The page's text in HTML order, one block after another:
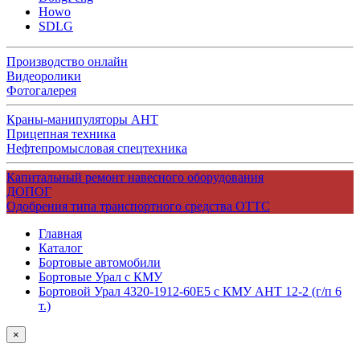
Howo
SDLG
Производство онлайн
Видеоролики
Фотогалерея
Краны-манипуляторы АНТ
Прицепная техника
Нефтепромысловая спецтехника
Капитальный ремонт навесного оборудования
ДОПОГ
Одобрения типа транспортного средства ОТТС
Главная
Каталог
Бортовые автомобили
Бортовые Урал с КМУ
Бортовой Урал 4320-1912-60Е5 с КМУ АНТ 12-2 (г/п 6
т.)
×